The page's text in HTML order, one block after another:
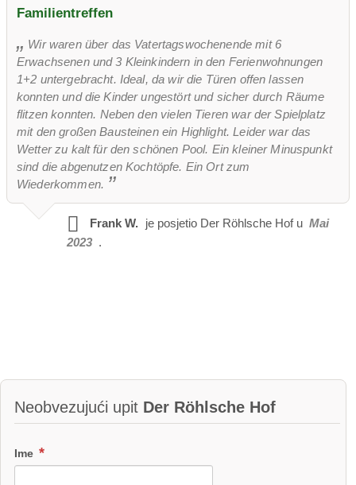
Familientreffen
Wir waren über das Vatertagswochenende mit 6
Erwachsenen und 3 Kleinkindern in den Ferienwohnungen
1+2 untergebracht. Ideal, da wir die Türen offen lassen
konnten und die Kinder ungestört und sicher durch Räume
flitzen konnten. Neben den vielen Tieren war der Spielplatz
mit den großen Bausteinen ein Highlight. Leider war das
Wetter zu kalt für den schönen Pool. Ein kleiner Minuspunkt
sind die abgenutzen Kochtöpfe. Ein Ort zum
Wiederkommen.
Frank W. je posjetio Der Röhlsche Hof u Mai
2023 .
Neobvezujući upit Der Röhlsche Hof
Ime